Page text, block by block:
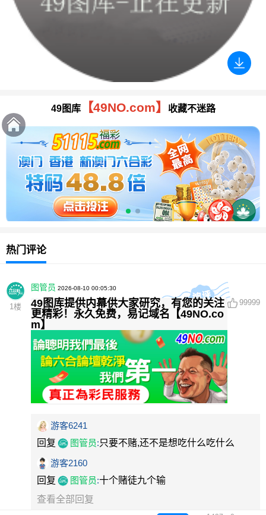
49图库【49NO.com】 收藏不迷路
热门评论
1 楼
图管员 2026-08-10 00:05:30
49图库提供内幕供大家研究，有您的关注
更精彩！永久免费，易记域名【49NO.co
m】
99999
游客6241
回复
图管员:只要不赌,还不是想吃什么吃什么
游客2160
回复
图管员:十个赌徒九个输
查看全部回复